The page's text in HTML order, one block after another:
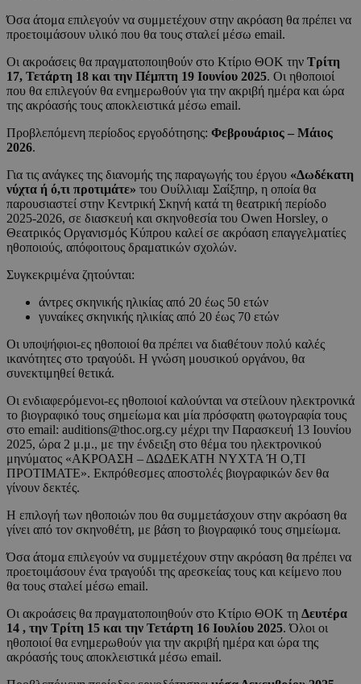
Όσα άτομα επιλεγούν να συμμετέχουν στην ακρόαση θα πρέπει να
προετοιμάσουν υλικό που θα τους σταλεί μέσω email.
Οι ακροάσεις θα πραγματοποιηθούν στο Κτίριο ΘΟΚ την Τρίτη
17, Τετάρτη 18 και την Πέμπτη 19 Ιουνίου 2025. Οι ηθοποιοί
που θα επιλεγούν θα ενημερωθούν για την ακριβή ημέρα και ώρα
της ακρόασής τους αποκλειστικά μέσω email.
Προβλεπόμενη περίοδος εργοδότησης: Φεβρουάριος – Μάιος
2026.
Για τις ανάγκες της διανομής της παραγωγής του έργου «Δωδέκατη
νύχτα ή ό,τι προτιμάτε» του Ουίλλιαμ Σαίξπηρ, η οποία θα
παρουσιαστεί στην Κεντρική Σκηνή κατά τη θεατρική περίοδο
2025-2026, σε διασκευή και σκηνοθεσία του Owen Horsley, ο
Θεατρικός Οργανισμός Κύπρου καλεί σε ακρόαση επαγγελματίες
ηθοποιούς, απόφοιτους δραματικών σχολών.
Συγκεκριμένα ζητούνται:
άντρες σκηνικής ηλικίας από 20 έως 50 ετών
γυναίκες σκηνικής ηλικίας από 20 έως 70 ετών
Οι υποψήφιοι-ες ηθοποιοί θα πρέπει να διαθέτουν πολύ καλές
ικανότητες στο τραγούδι. Η γνώση μουσικού οργάνου, θα
συνεκτιμηθεί θετικά.
Οι ενδιαφερόμενοι-ες ηθοποιοί καλούνται να στείλουν ηλεκτρονικά
το βιογραφικό τους σημείωμα και μία πρόσφατη φωτογραφία τους
στο email: auditions@thoc.org.cy μέχρι την Παρασκευή 13 Ιουνίου
2025, ώρα 2 μ.μ., με την ένδειξη στο θέμα του ηλεκτρονικού
μηνύματος «ΑΚΡΟΑΣΗ – ΔΩΔΕΚΑΤΗ ΝΥΧΤΑ Ή Ο,ΤΙ
ΠΡΟΤΙΜΑΤΕ». Εκπρόθεσμες αποστολές βιογραφικών δεν θα
γίνουν δεκτές.
Η επιλογή των ηθοποιών που θα συμμετάσχουν στην ακρόαση θα
γίνει από τον σκηνοθέτη, με βάση το βιογραφικό τους σημείωμα.
Όσα άτομα επιλεγούν να συμμετέχουν στην ακρόαση θα πρέπει να
προετοιμάσουν ένα τραγούδι της αρεσκείας τους και κείμενο που
θα τους σταλεί μέσω email.
Οι ακροάσεις θα πραγματοποιηθούν στο Κτίριο ΘΟΚ τη Δευτέρα
14 , την Τρίτη 15 και την Τετάρτη 16 Ιουλίου 2025. Όλοι οι
ηθοποιοί θα ενημερωθούν για την ακριβή ημέρα και ώρα της
ακρόασής τους αποκλειστικά μέσω email.